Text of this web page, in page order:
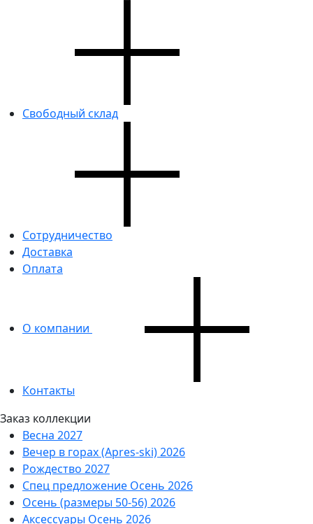
Свободный склад
Сотрудничество
Доставка
Оплата
О компании
Контакты
Заказ коллекции
Весна 2027
Вечер в горах (Apres-ski) 2026
Рождество 2027
Спец предложение Осень 2026
Осень (размеры 50-56) 2026
Аксессуары Осень 2026